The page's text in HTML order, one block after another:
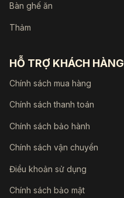
Bàn ghế ăn
Thảm
HỖ TRỢ KHÁCH HÀNG
Chính sách mua hàng
Chính sách thanh toán
Chính sách bảo hành
Chính sách vận chuyển
Điều khoản sử dụng
Chính sách bảo mật